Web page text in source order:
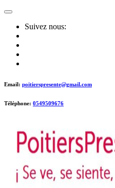
Suivez nous:
Email: poitierspresente@gmail.com
Téléphone: 0549509676